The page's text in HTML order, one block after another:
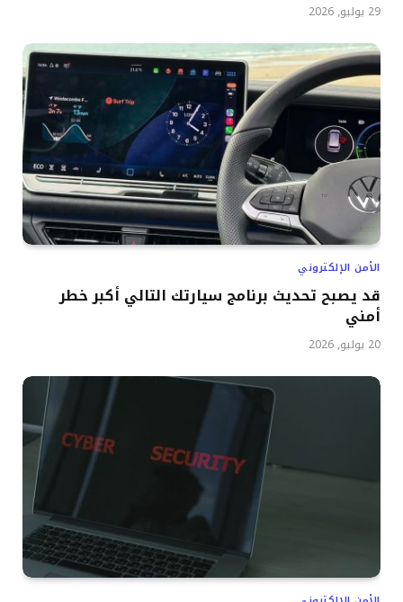
29 يوليو, 2026
الأمن الإلكتروني
قد يصبح تحديث برنامج سيارتك التالي أكبر خطر
أمني
20 يوليو, 2026